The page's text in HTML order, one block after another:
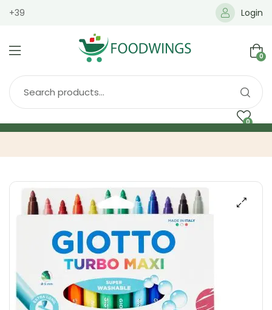
+39 Login
0
0